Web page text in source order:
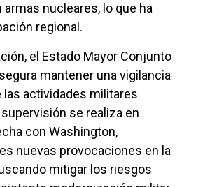
armas nucleares, lo que ha
regional.
el Estado Mayor Conjunto
mantener una vigilancia
actividades militares
se realiza en
con Washington,
nuevas provocaciones en la
mitigar los riesgos